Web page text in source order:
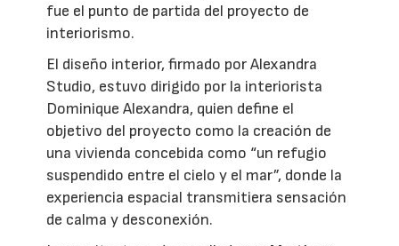
fue el punto de partida del proyecto de
interiorismo.
El diseño interior, firmado por Alexandra
Studio, estuvo dirigido por la interiorista
Dominique Alexandra, quien define el
objetivo del proyecto como la creación de
una vivienda concebida como “un refugio
suspendido entre el cielo y el mar”, donde la
experiencia espacial transmitiera sensación
de calma y desconexión.